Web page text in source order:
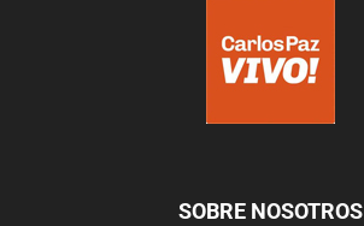
SOBRE NOSOTROS